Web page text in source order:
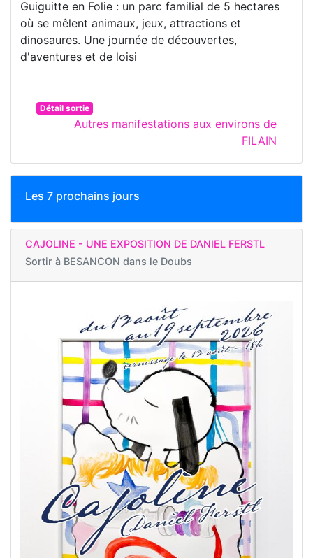
Guiguitte en Folie : un parc familial de 5 hectares
où se mêlent animaux, jeux, attractions et
dinosaures. Une journée de découvertes,
d'aventures et de loisi
Détail sortie
Autres manifestations aux environs de
FILAIN
Les 7 prochains jours
CAJOLINE - UNE EXPOSITION DE DANIEL FERSTL
Sortir à BESANCON dans le Doubs